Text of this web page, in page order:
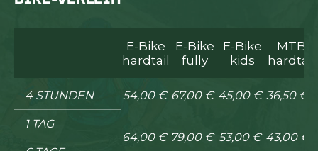
4 STUNDEN
1 TAG
E-Bike
hardtail
E-Bike
fully
E-Bike
kids
MTB
hardtail
54,00 € 67,00 € 45,00 € 36,50 €
64,00 € 79,00 € 53,00 € 43,00 €